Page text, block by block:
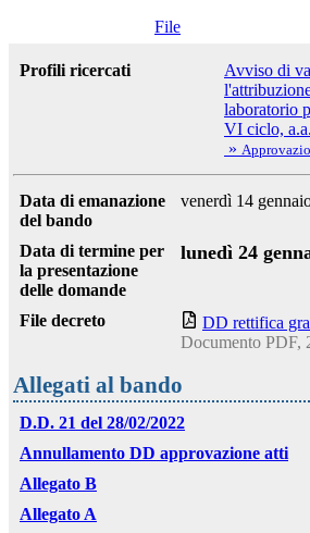
File
Profili ricercati
Avviso di
laboratorio
VI ciclo,
»
Data di emanazione
del bando
venerdì 14
Data di termine per
la presentazione
delle domande
lunedì 24
File decreto DD rettifica
Documento PDF,
Allegati al bando
D.D. 21 del 28/02/2022
Annullamento DD approvazione atti
Allegato B
Allegato A